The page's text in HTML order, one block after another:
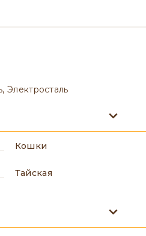
Электросталь
Кошки
Тайская